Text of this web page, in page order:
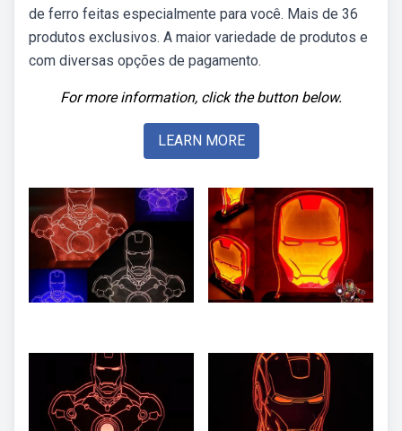
de ferro feitas especialmente para você. Mais de 36
produtos exclusivos. A maior variedade de produtos e
com diversas opções de pagamento.
For more information, click the button below.
LEARN MORE